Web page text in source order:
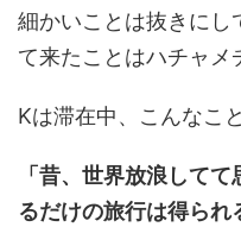
細かいことは抜きにし
て来たことはハチャメ
Kは滞在中、こんなこ
「昔、世界放浪して
るだけの旅行は得ら